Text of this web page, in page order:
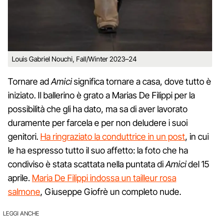
Louis Gabriel Nouchi, Fall/Winter 2023–24
Tornare adAmicisignifica tornare a casa, dove tutto è
iniziato. Il ballerino è grato a Marias De Filippi per la
possibilità che gli ha dato, ma sa di aver lavorato
duramente per farcela e per non deludere i suoi
genitori. Ha ringraziato la conduttrice in un post, in cui
le ha espresso tutto il suo affetto: la foto che ha
condiviso è stata scattata nella puntata diAmicidel 15
aprile. Maria De Filippi indossa un tailleur rosa
salmone, Giuseppe Giofrè un completo nude.
LEGGI ANCHE